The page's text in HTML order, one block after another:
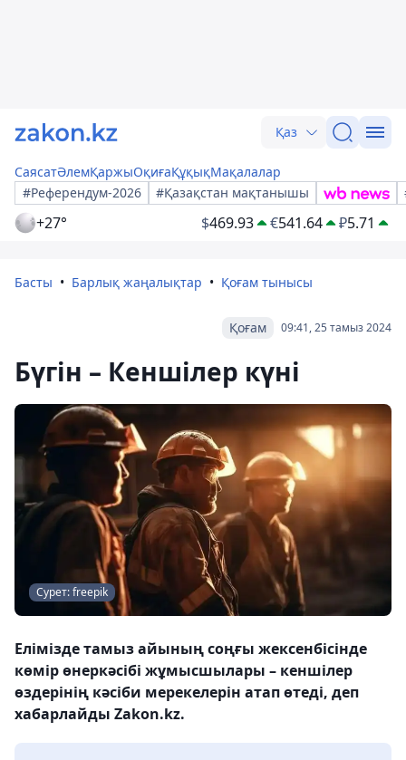
Қаз
СаясатӘлемҚаржыОқиғаҚұқықМақалалар
#Референдум-2026
#Қазақстан мақтанышы
+27° $469.93 €541.64 ₽5.71
Басты Барлық жаңалықтар Қоғам тынысы
09:41, 25 тамыз 2024
Қоғам
Бүгін – Кеншілер күні
Сурет: freepik
Елімізде тамыз айының соңғы жексенбісінде
көмір өнеркәсібі жұмысшылары – кеншілер
өздерінің кәсіби мерекелерін атап өтеді, деп
хабарлайды Zakon.kz.